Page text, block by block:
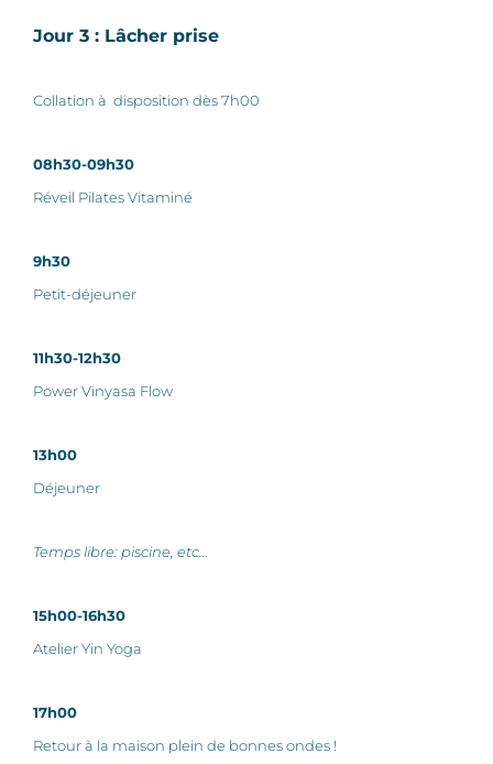
Jour 3 : Lâcher prise
Collation à disposition dès 7h00
08h30-09h30
Réveil Pilates Vitaminé
9h30
Petit-déjeuner
11h30-12h30
Power Vinyasa Flow
13h00
Déjeuner
Temps libre: piscine, etc…
15h00-16h30
Atelier Yin Yoga
17h00
Retour à la maison plein de bonnes ondes !